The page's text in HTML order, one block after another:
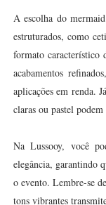
A escolha do
estruturados, como
formato característico
acabamentos
aplicações em renda.
claras ou pastel
Na Lussooy, você
elegância, garantindo
o evento. Lembre-se
tons vibrantes